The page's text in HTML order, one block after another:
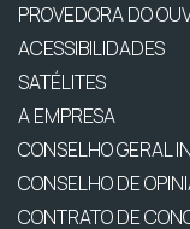
PROVEDORA DO
ACESSIBILIDADES
SATÉLITES
A EMPRESA
CONSELHO GERAL
CONSELHO DE
CONTRATO DE